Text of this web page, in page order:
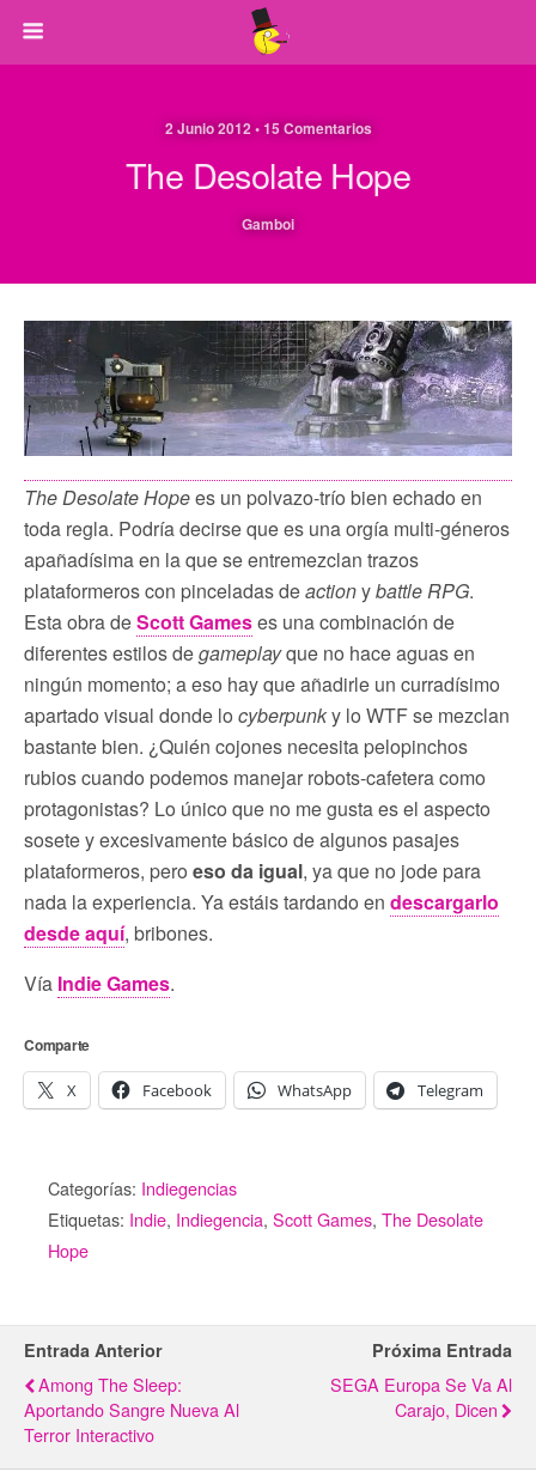
2 Junio 2012 • 15 Comentarios
The Desolate Hope
Gamboi
The Desolate Hopees un polvazo-trío bien echado en
toda regla. Podría decirse que es una orgía multi-géneros
apañadísima en la que se entremezclan trazos
plataformeros con pinceladas deactionybattleRPG.
Esta obra deScott Gameses una combinación de
diferentes estilos degameplayque no hace aguas en
ningún momento; a eso hay que añadirle un curradísimo
apartado visual donde lo cyberpunky lo WTF se mezclan
bastante bien. ¿Quién cojones necesita pelopinchos
rubios cuando podemos manejar robots-cafetera como
protagonistas? Lo único que no me gusta es el aspecto
sosete y excesivamente básico de algunos pasajes
plataformeros, pero eso da igual, ya que no jode para
nada la experiencia. Ya estáis tardando en descargarlo
desde aquí, bribones.
Vía IndieGames.
Comparte
X Facebook WhatsApp Telegram
Categorías: Indiegencias
Etiquetas: Indie, Indiegencia, Scott Games, The Desolate
Hope
Entrada Anterior
Among The Sleep:
Aportando Sangre Nueva Al
Terror Interactivo
Próxima Entrada
SEGA Europa Se Va Al
Carajo, Dicen